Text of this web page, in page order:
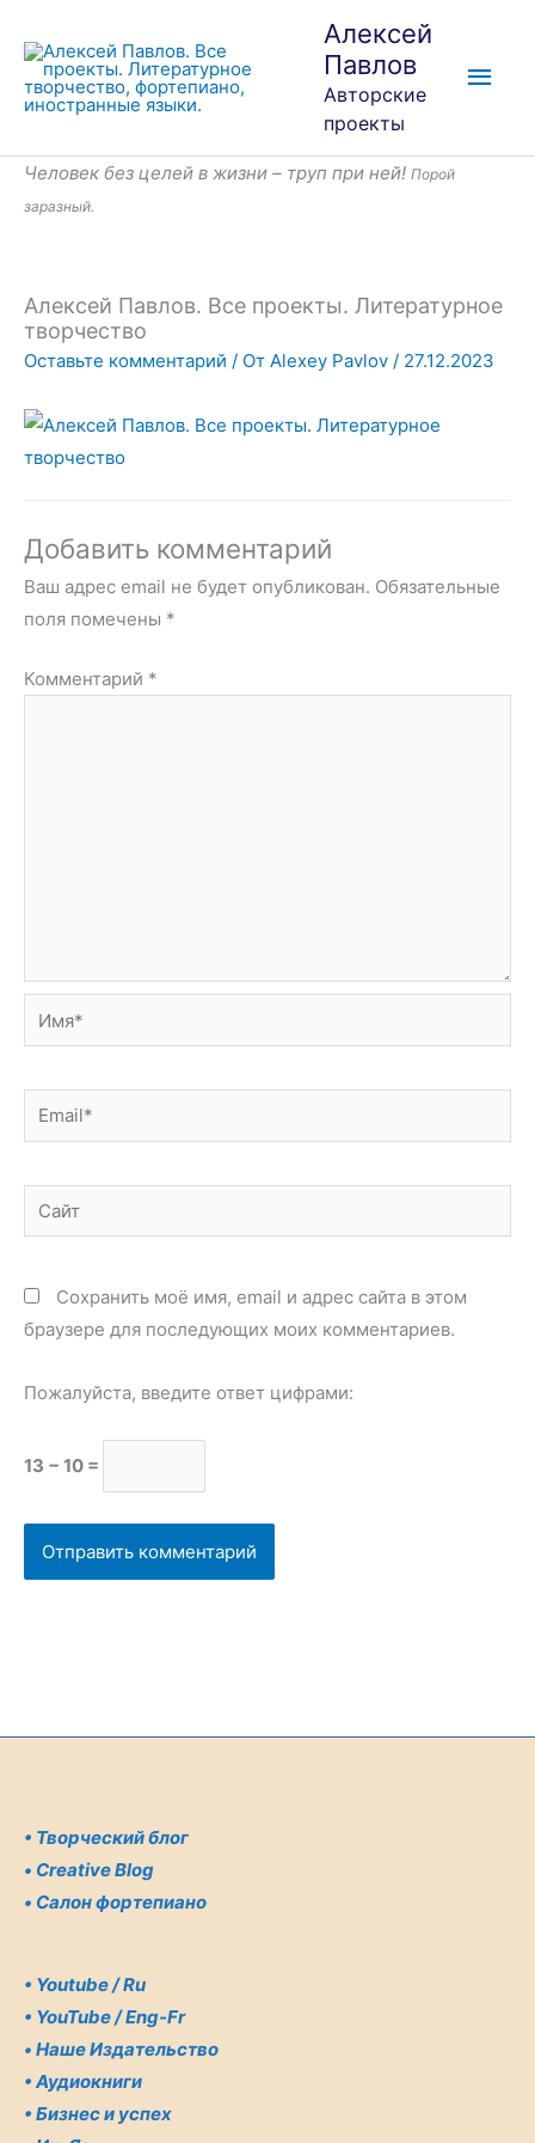
содержимому
Алексей
Павлов
Авторские
проекты
Человек без целей в жизни – труп при ней! Порой
заразный.
Алексей Павлов. Все проекты. Литературное
творчество
Оставьте комментарий / От Alexey Pavlov / 27.12.2023
Добавить комментарий
Ваш адрес email не будет опубликован. Обязательные
поля помечены *
Комментарий *
Имя*
Email*
Сайт
Сохранить моё имя, email и адрес сайта в этом
браузере для последующих моих комментариев.
Пожалуйста, введите ответ цифрами:
13 − 10 =
• Творческий блог
• Creative Blog
• Салон фортепиано
• Youtube / Ru
• YouTube / Eng-Fr
• Наше Издательство
• Аудиокниги
• Бизнес и успех